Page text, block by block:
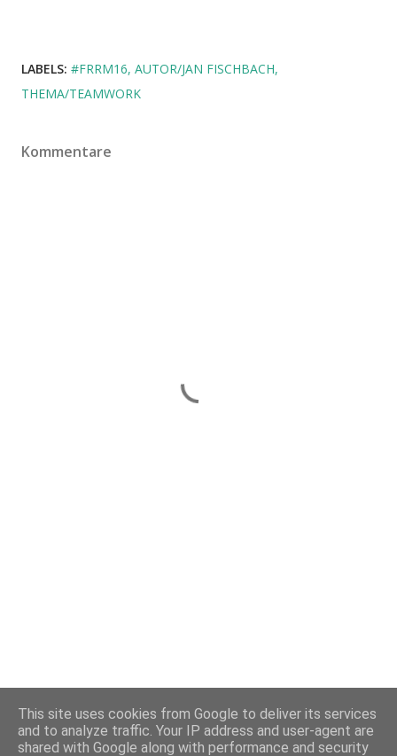
LABELS: #FRRM16 AUTOR/JAN FISCHBACH
THEMA/TEAMWORK
Kommentare
This site uses cookies from Google to deliver its services
and to analyze traffic. Your IP address and user-agent are
shared with Google along with performance and security